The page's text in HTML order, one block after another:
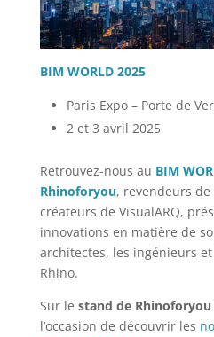
BIM WORLD 2025
Paris Expo – Porte de
2 et 3 avril 2025
Retrouvez-nous au BIM
Rhinoforyou, revendeurs de
créateurs de VisualARQ,
innovations en matière de
architectes, les ingénieurs
Rhino.
Sur le stand de Rhinoforyou
l’occasion de découvrir les